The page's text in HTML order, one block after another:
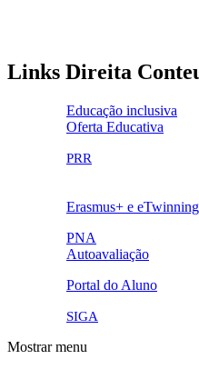
Links Direita
ensinoinclusivo.png
Educação inclusiva
oferta_edu.png
Oferta Educativa
PRR
ue.png.png
Erasmus+ e eTwinning
pna.png
PNA
eye-42848_640.png
Autoavaliação
link4.png
Portal do Aluno
SIGA
Mostrar menu